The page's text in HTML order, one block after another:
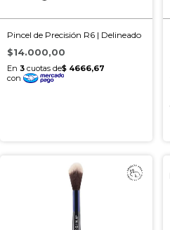
Pincel de Precisión R6 | Delineado
$14.000,00